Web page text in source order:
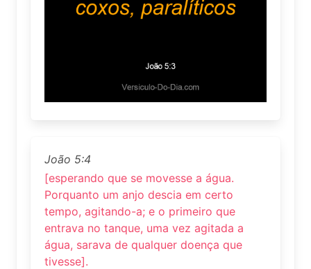
João 5:4
[esperando que se movesse a água.
Porquanto um anjo descia em certo
tempo, agitando-a; e o primeiro que
entrava no tanque, uma vez agitada a
água, sarava de qualquer doença que
tivesse].